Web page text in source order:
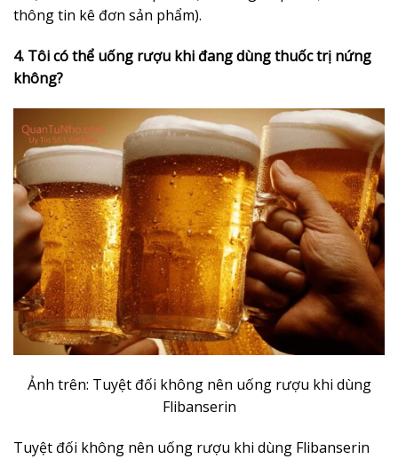
thông tin kê đơn sản phẩm).
4. Tôi có thể uống rượu khi đang dùng thuốc trị nứng
không?
Ảnh trên: Tuyệt đối không nên uống rượu khi dùng
Flibanserin
Tuyệt đối không nên uống rượu khi dùng Flibanserin